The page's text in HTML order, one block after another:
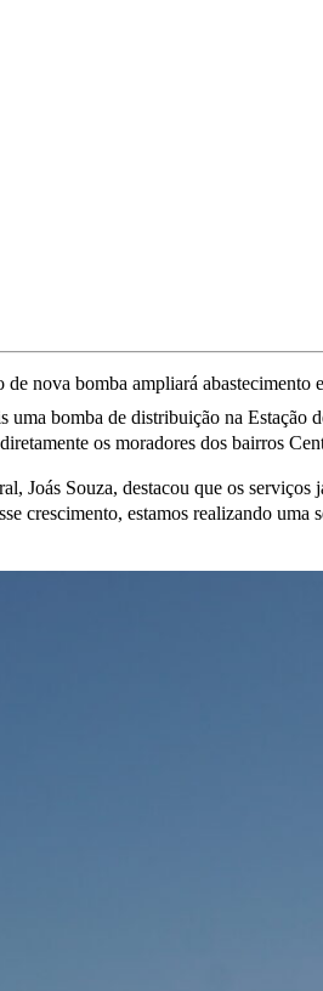
uma bomba de distribuição na
os moradores dos bairros
Joás Souza, destacou que os
crescimento, estamos realizando